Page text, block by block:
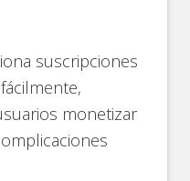
suscripciones
monetizar